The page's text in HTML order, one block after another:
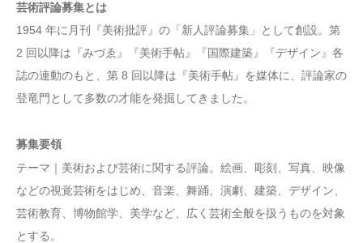
芸術評論募集とは
1954 年に月刊『美術批評』の「新人評論募集」として創設。第
2 回以降は『みづゑ』『美術手帖』『国際建築』『デザイン』各
誌の連動のもと、第 8 回以降は『美術手帖』を媒体に、評論家の
登竜門として多数の才能を発掘してきました。
募集要領
テーマ｜美術および芸術に関する評論。絵画、彫刻、写真、映像
などの視覚芸術をはじめ、音楽、舞踊、演劇、建築、デザイン、
芸術教育、博物館学、美学など、広く芸術全般を扱うものを対象
とする。